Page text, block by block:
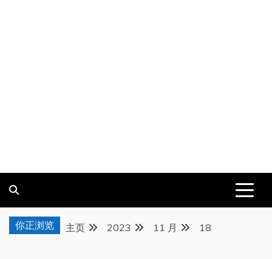
你正浏览 主页 2023 11 月 18